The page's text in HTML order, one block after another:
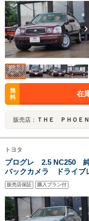
無
料
在
販売店： ＴＨＥ ＰＨＯＥ
トヨタ
プログレ 2.5 NC250
バックカメラ ドライブ
ール 本革電動シート
販売店保証 購入プラン付